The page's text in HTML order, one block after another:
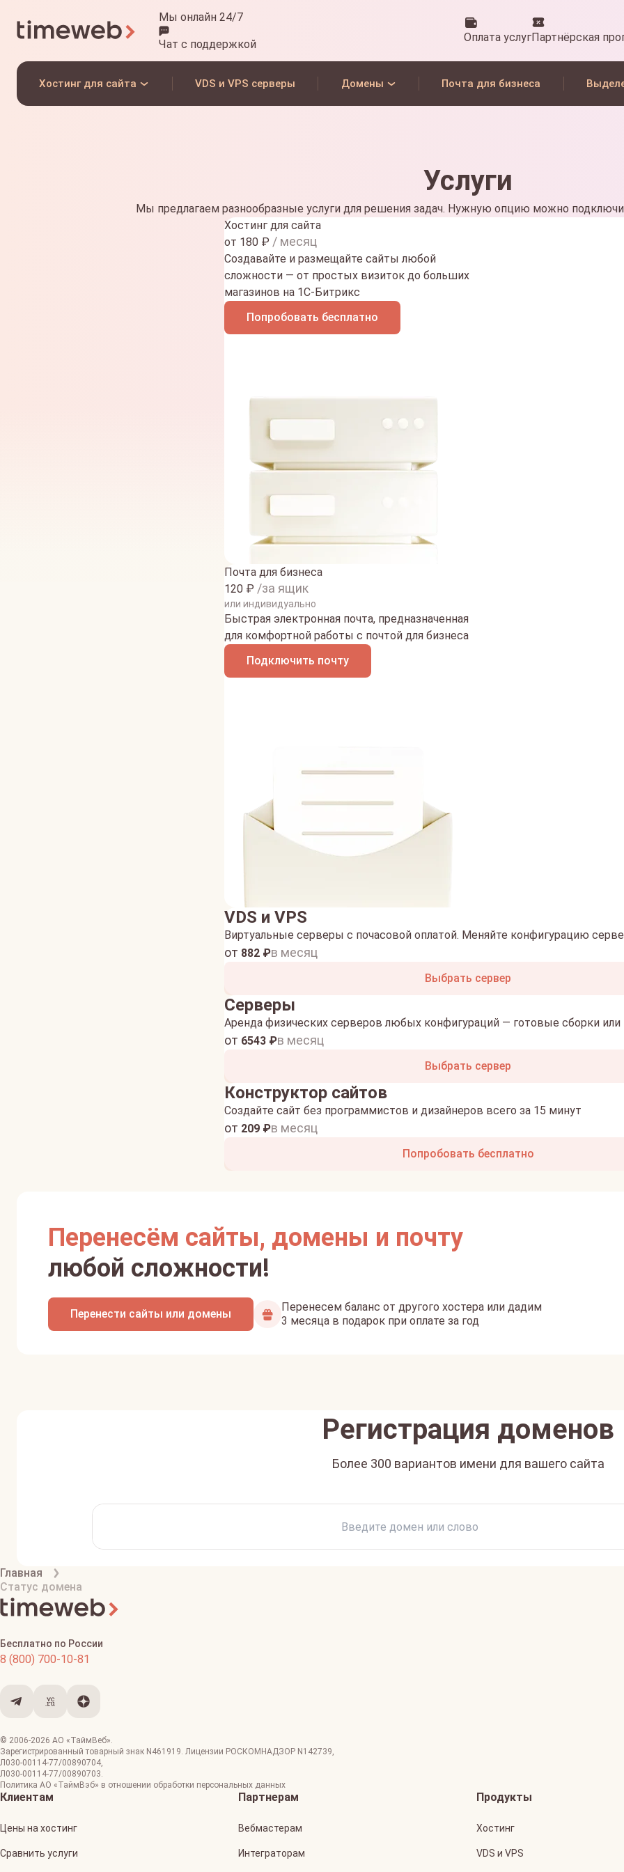
Мы онлайн 24/7
Чат с поддержкой Оплата услугПартнёрская
Хостинг для сайта VDS и VPS серверы Домены Почта для бизнеса
Услуги
Мы предлагаем разнообразные услуги для решения задач. Нужную опцию можно
Хостинг для сайта
от 180₽ / месяц
Создавайте и размещайте сайты любой
сложности — от простых визиток до больших
магазинов на 1С-Битрикс
Попробовать бесплатно
Почта для бизнеса
120₽ /за ящик
или индивидуально
Быстрая электронная почта, предназначенная
для комфортной работы с почтой для бизнеса
Подключить почту
VDS и VPS
Виртуальные серверы с почасовой оплатой. Меняйте конфигурацию
от 882₽в месяц
Выбрать сервер
Серверы
Аренда физических серверов любых конфигураций — готовые сборки или
от 6543₽в месяц
Выбрать сервер
Конструктор сайтов
Создайте сайт без программистов и дизайнеров всего за 15 минут
от 209₽в месяц
Попробовать бесплатно
Перенесём сайты, домены и почту
любой сложности!
Перенести сайты или домены
Перенесем баланс от другого хостера или дадим
3 месяца в подарок при оплате за год
Регистрация доменов
Более 300 вариантов имени для вашего сайта
Главная
Статус домена
Бесплатно по России
8 (800) 700-10-81
© 2006-2026 АО «ТаймВеб».
Зарегистрированный товарный знак N461919. Лицензии РОСКОМНАДЗОР N142739,
Л030-00114-77/00890704,
Л030-00114-77/00890703.
Политика АО «ТаймВэб» в отношении обработки персональных данных
Клиентам
Цены на хостинг
Сравнить услуги
Партнерам
Вебмастерам
Интеграторам
Продукты
Хостинг
VDS и VPS